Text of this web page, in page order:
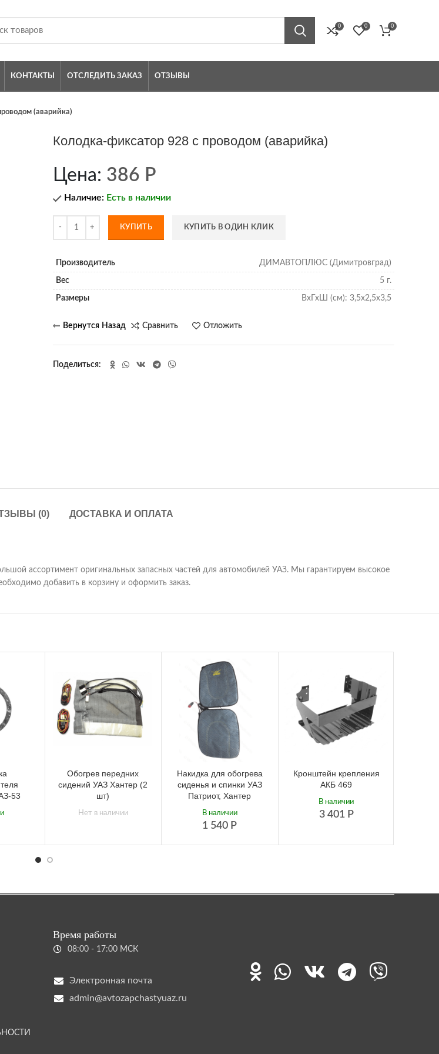
0 0 0
КОНТАКТЫ ОТСЛЕДИТЬ ЗАКАЗ ОТЗЫВЫ
(аварийка)
Колодка-фиксатор 928 с проводом (аварийка)
Цена: 386 Р
Наличие: Есть в наличии
КУПИТЬ КУПИТЬ В ОДИН КЛИК
Производитель ДИМАВТОПЛЮС (Димитровград)
Вес 5 г.
Размеры ВхГхШ (см): 3,5х2,5х3,5
Сравнить Отложить
Поделиться
(0) ДОСТАВКА И ОПЛАТА
ассортимент оригинальных запасных частей для автомобилей УАЗ. Мы гарантируем высокое
добавить в корзину и оформить заказ.
53
Обогрев передних
сидений УАЗ Хантер (2
шт)
Нет в наличии
Накидка для обогрева
сиденья и спинки УАЗ
Патриот, Хантер
1 540 Р
В наличии
Кронштейн крепления
АКБ 469
3 401 Р
В наличии
Время работы
08:00 - 17:00 МСК
Электронная почта
admin@avtozapchastyuaz.ru